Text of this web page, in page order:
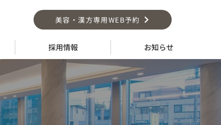
美容・漢方専用WEB予約
採用情報 お知らせ